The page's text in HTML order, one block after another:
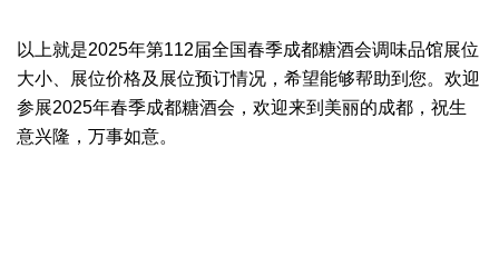
以上就是2025年第112届全国春季成都糖酒会调味品馆展位
大小、展位价格及展位预订情况，希望能够帮助到您。欢迎
参展2025年春季成都糖酒会，欢迎来到美丽的成都，祝生
意兴隆，万事如意。